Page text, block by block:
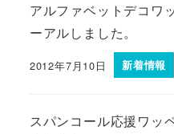
アルファベットデコワ
ーアルしました。
2012年7月10日 新着情報
スパンコール応援ワッ